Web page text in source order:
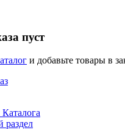
пуст
и добавьте товары в
раздел